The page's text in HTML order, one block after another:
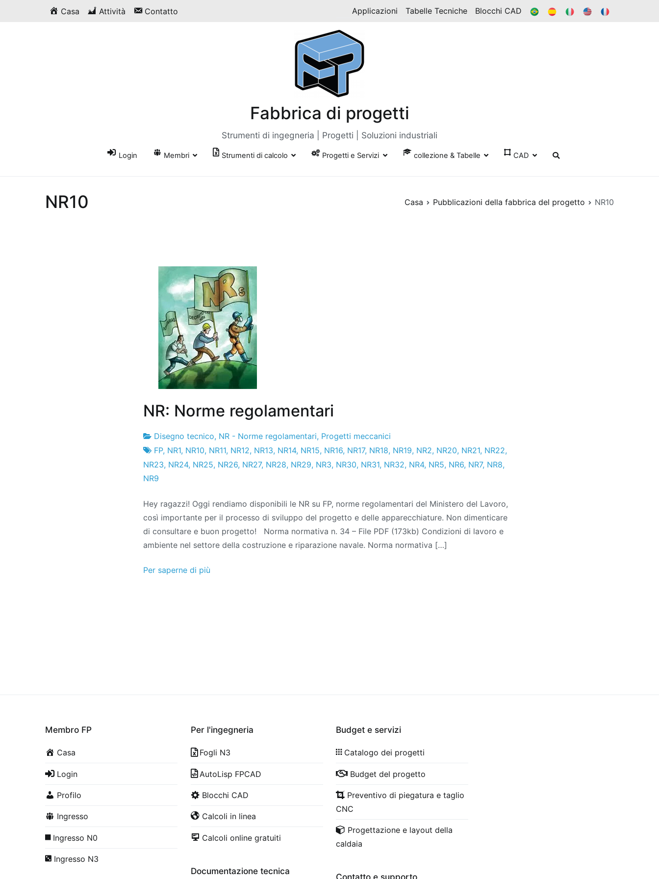
Casa Attività Contatto Applicazioni Tabelle Tecniche Blocchi CAD BR ES ESSO
Fabbrica di progetti
Strumenti di ingegneria | Progetti | Soluzioni industriali
Login Membri Strumenti di calcolo Progetti e Servizi collezione & Tabelle CAD
NR10 Casa Pubblicazioni della fabbrica del progetto NR10
NR: Norme regolamentari
Fabbrica
di
progetti
25
l'ottobre
2011
Disegno tecnico, NR - Norme regolamentari, Progetti meccanici
FP, NR1, NR10, NR11, NR12, NR13, NR14, NR15, NR16, NR17, NR18, NR19, NR2, NR20, NR21, NR22,
NR23, NR24, NR25, NR26, NR27, NR28, NR29, NR3, NR30, NR31, NR32, NR4, NR5, NR6, NR7, NR8,
NR9
Hey ragazzi! Oggi rendiamo disponibili le NR su FP, norme regolamentari del Ministero del Lavoro,
così importante per il processo di sviluppo del progetto e delle apparecchiature. Non dimenticare
di consultare e buon progetto! Norma normativa n. 34 – File PDF (173kb) Condizioni di lavoro e
ambiente nel settore della costruzione e riparazione navale. Norma normativa […]
Per saperne di più
Membro FP
Casa
Login
Profilo
Ingresso
Ingresso N0
Ingresso N3
Per l'ingegneria
Fogli N3
AutoLisp FPCAD
Blocchi CAD
Calcoli in linea
Calcoli online gratuiti
Documentazione tecnica
Budget e servizi
Catalogo dei progetti
Budget del progetto
Preventivo di piegatura e taglio
CNC
Progettazione e layout della
caldaia